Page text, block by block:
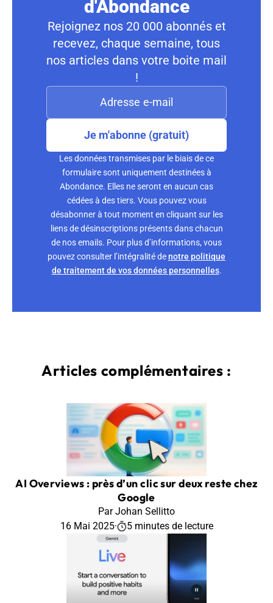
d'Abondance
Rejoignez nos 20 000 abonnés et
recevez, chaque semaine, tous
nos articles dans votre boite mail
!
Je m'abonne (gratuit)
Les données transmises par le biais de ce
formulaire sont uniquement destinées à
Abondance. Elles ne seront en aucun cas
cédées à des tiers. Vous pouvez vous
désabonner à tout moment en cliquant sur les
liens de désinscriptions présents dans chacun
de nos emails. Pour plus d’informations, vous
pouvez consulter l’intégralité denotre politique
de traitement de vos données personnelles.
Articles complémentaires :
AI Overviews : près d’un clic sur deux reste chez
Google
Par Johan Sellitto
16 Mai 2025· 5 minutes de lecture